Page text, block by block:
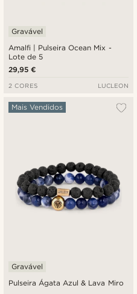
Amalfi | Pulseira Ocean Mix -
Lote de 5
Gravável
29,95 €
2 CORES LUCLEON
Pulseira Ágata Azul & Lava Miro
Mais Vendidos
Gravável